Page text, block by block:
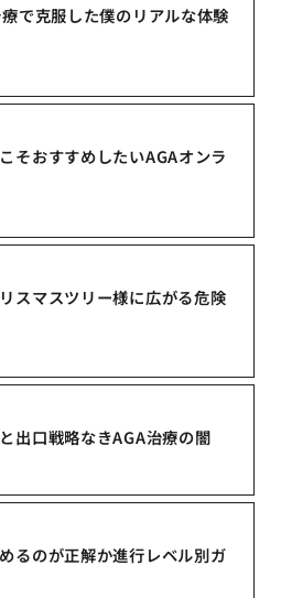
で克服した僕のリアルな体験
そおすすめしたいAGAオンラ
スマスツリー様に広がる危険
出口戦略なきAGA治療の闇
るのが正解か進行レベル別ガ